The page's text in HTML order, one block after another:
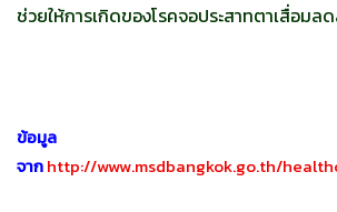
ช่วยให้การเกิดของโรคจอประสาทตาเสื่อมล
ข้อมูล
จากhttp://www.msdbangkok.go.th/